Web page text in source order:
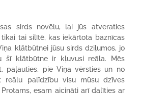
sirds novēlu, lai jūs atveraties
tai silītē, kas iekārtota baznīcas
klātbūtnei jūsu sirds dziļumos, jo
šī klātbūtne ir kļuvusi reāla. Mēs
paļauties, pie Viņa vērsties un no
reālu palīdzību visu mūsu dzīves
esam aicināti arī dalīties ar